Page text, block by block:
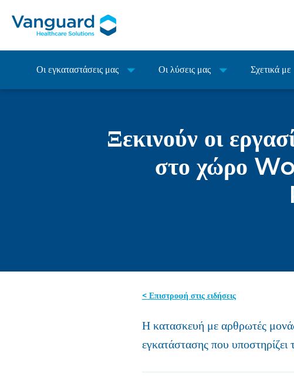
Οι εγκαταστάσεις μας Οι λύσεις μας Σχετικά με
Ξεκινούν οι
στο χώρο
< Επιστροφή στις ειδήσεις
Η κατασκευή με αρθρωτές
εγκατάστασης που υποστηρίζει